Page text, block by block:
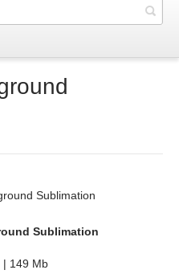
Sublimation
| 149 Mb